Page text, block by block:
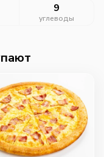
9
углеводы